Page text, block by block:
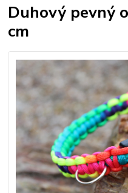
Duhový pevný
cm